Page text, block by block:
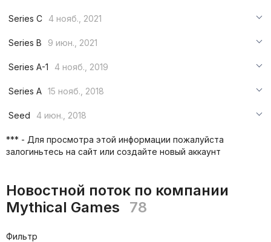
***
Series C
4 нояб., 2021
***
Series B
9 июн., 2021
***
Series A-1
4 нояб., 2019
***
Series A 15 нояб., 2018
***
Seed
4 июн., 2018
*** - Для просмотра этой информации пожалуйста
залогиньтесь на сайт или создайте новый аккаунт
Новостной поток по компании
Mythical Games
78
Фильтр